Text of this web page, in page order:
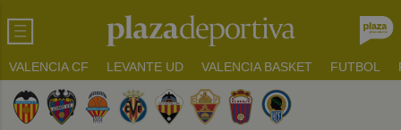
VALENCIA CF LEVANTE UD VALENCIA BASKET FUTBOL